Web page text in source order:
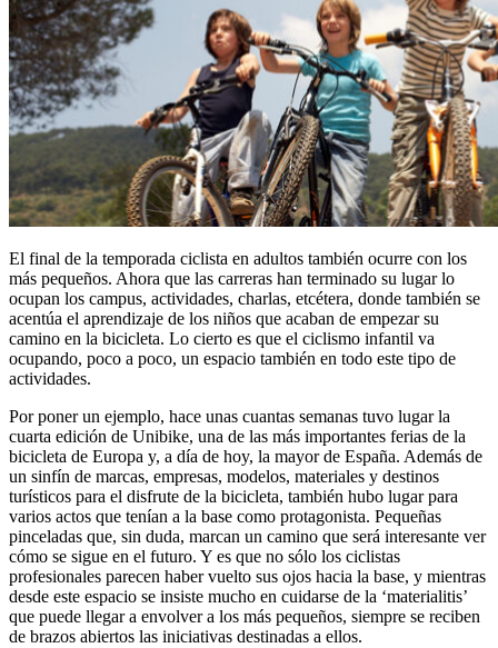
El final de la temporada ciclista en adultos también ocurre con los
más pequeños. Ahora que las carreras han terminado su lugar lo
ocupan los campus, actividades, charlas, etcétera, donde también se
acentúa el aprendizaje de los niños que acaban de empezar su
camino en la bicicleta. Lo cierto es que el ciclismo infantil va
ocupando, poco a poco, un espacio también en todo este tipo de
actividades.
Por poner un ejemplo, hace unas cuantas semanas tuvo lugar la
cuarta edición de Unibike, una de las más importantes ferias de la
bicicleta de Europa y, a día de hoy, la mayor de España. Además de
un sinfín de marcas, empresas, modelos, materiales y destinos
turísticos para el disfrute de la bicicleta, también hubo lugar para
varios actos que tenían a la base como protagonista. Pequeñas
pinceladas que, sin duda, marcan un camino que será interesante ver
cómo se sigue en el futuro. Y es que no sólo los ciclistas
profesionales parecen haber vuelto sus ojos hacia la base, y mientras
desde este espacio se insiste mucho en cuidarse de la ‘materialitis’
que puede llegar a envolver a los más pequeños, siempre se reciben
de brazos abiertos las iniciativas destinadas a ellos.